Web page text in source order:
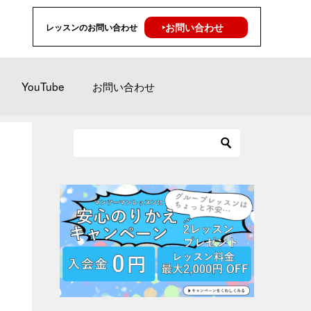
レッスンのお問い合わせ ‣お問い合わせ
YouTube お問い合わせ